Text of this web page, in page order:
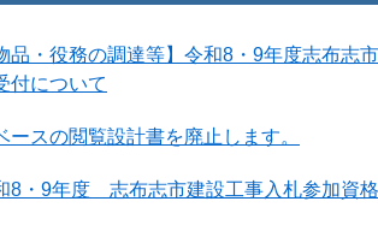
品・役務の調達等】令和8・9年度志布志
付について
ースの閲覧設計書を廃止します。
8・9年度 志布志市建設工事入札参加資